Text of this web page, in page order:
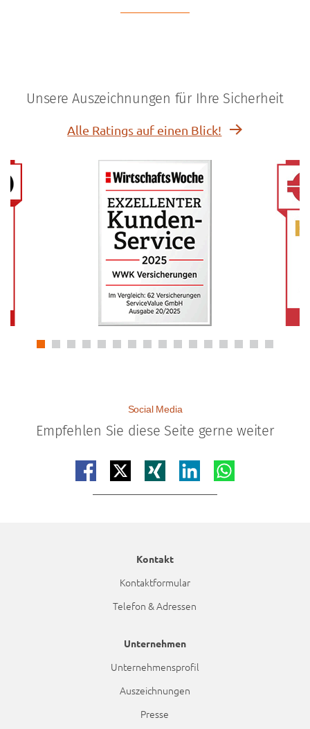
Unsere Auszeichnungen für Ihre Sicherheit
Alle Ratings auf einen Blick!
Empfehlen Sie diese Seite gerne weiter
Social Media
Teilen auf facebook
Teilen auf xTeilen auf xingTeilen auf linkedin
Teilen auf
Kontakt
Kontaktformular
Telefon & Adressen
Unternehmen
Unternehmensprofil
Auszeichnungen
Presse